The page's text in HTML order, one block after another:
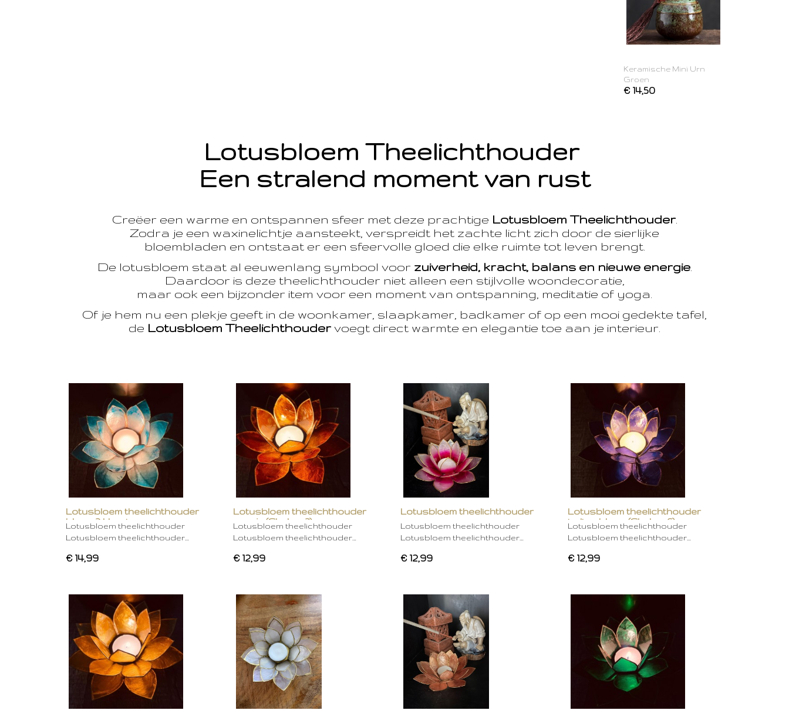
Keramische Mini Urn
Groen
€ 14,50
Lotusbloem Theelichthouder
Een stralend moment van rust
Creëer een warme en ontspannen sfeer met deze prachtige Lotusbloem Theelichthouder.
Zodra je een waxinelichtje aansteekt, verspreidt het zachte licht zich door de sierlijke
bloembladen en ontstaat er een sfeervolle gloed die elke ruimte tot leven brengt.
De lotusbloem staat al eeuwenlang symbool voor zuiverheid, kracht, balans en nieuwe energie.
Daardoor is deze theelichthouder niet alleen een stijlvolle woondecoratie,
maar ook een bijzonder item voor een moment van ontspanning, meditatie of yoga.
Of je hem nu een plekje geeft in de woonkamer, slaapkamer, badkamer of op een mooi gedekte tafel,
de Lotusbloem Theelichthouder voegt direct warmte en elegantie toe aan je interieur.
Lotusbloem theelichthouder
blauw 2 kleurig
Lotusbloem theelichthouder
Lotusbloem theelichthouder…
€ 14,99
Lotusbloem theelichthouder
oranje (Chakra 2)
Lotusbloem theelichthouder
Lotusbloem theelichthouder…
€ 12,99
Lotusbloem theelichthouder
rose
Lotusbloem theelichthouder
Lotusbloem theelichthouder…
€ 12,99
Lotusbloem theelichthouder
indigo blauw (Chakra 6)
Lotusbloem theelichthouder
Lotusbloem theelichthouder…
€ 12,99